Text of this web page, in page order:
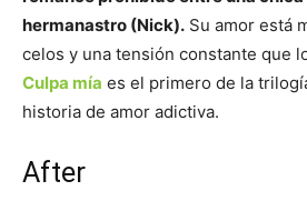
hermanastro (Nick). Su amor está
celos y una tensión constante que
Culpa mía es el primero de la
historia de amor adictiva.
After